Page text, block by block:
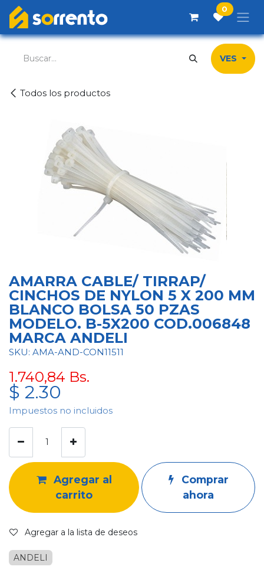
Ir al contenido 0
Todos los productos
VES
AMARRA CABLE/ TIRRAP/
CINCHOS DE NYLON 5 X 200 MM
BLANCO BOLSA 50 PZAS
MODELO. B-5X200 COD.006848
MARCA ANDELI
SKU: AMA-AND-CON11511
1.740,84 Bs.
$ 2.30
Impuestos no incluidos
Agregar al
carrito
Comprar
ahora
Agregar a la lista de deseos
ANDELI